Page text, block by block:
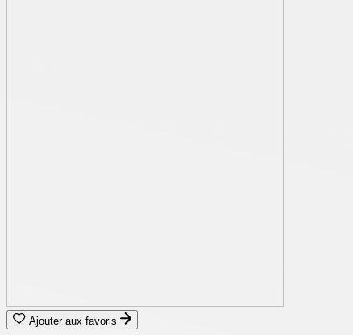
Ajouter aux favoris